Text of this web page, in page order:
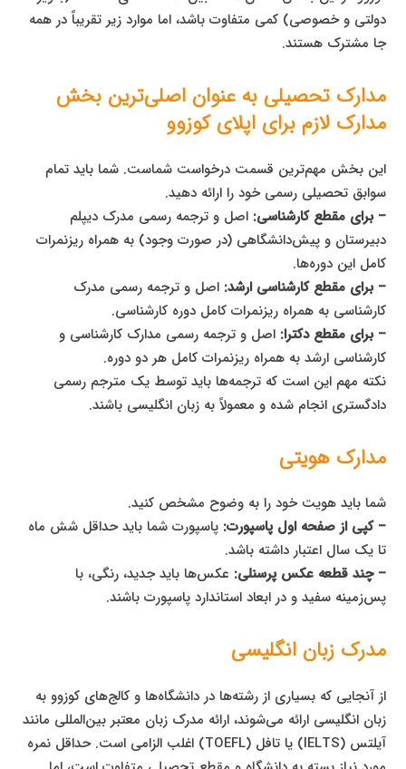
دولتی و خصوصی) کمی متفاوت باشد، اما موارد زیر تقریباً در همه
جا مشترک هستند.
مدارک تحصیلی به عنوان اصلی‌ترین بخش
مدارک لازم برای اپلای کوزوو
این بخش مهم‌ترین قسمت درخواست شماست. شما باید تمام
سوابق تحصیلی رسمی خود را ارائه دهید.
– برای مقطع کارشناسی: اصل و ترجمه رسمی مدرک دیپلم
دبیرستان و پیش‌دانشگاهی (در صورت وجود) به همراه ریزنمرات
کامل این دوره‌ها.
– برای مقطع کارشناسی ارشد: اصل و ترجمه رسمی مدرک
کارشناسی به همراه ریزنمرات کامل دوره کارشناسی.
– برای مقطع دکترا: اصل و ترجمه رسمی مدارک کارشناسی و
کارشناسی ارشد به همراه ریزنمرات کامل هر دو دوره.
نکته مهم این است که ترجمه‌ها باید توسط یک مترجم رسمی
دادگستری انجام شده و معمولاً به زبان انگلیسی باشند.
مدارک هویتی
شما باید هویت خود را به وضوح مشخص کنید.
– کپی از صفحه اول پاسپورت: پاسپورت شما باید حداقل شش ماه
تا یک سال اعتبار داشته باشد.
– چند قطعه عکس پرسنلی: عکس‌ها باید جدید، رنگی، با
پس‌زمینه سفید و در ابعاد استاندارد پاسپورت باشند.
مدرک زبان انگلیسی
از آنجایی که بسیاری از رشته‌ها در دانشگاه‌ها و کالج‌های کوزوو به
زبان انگلیسی ارائه می‌شوند، ارائه مدرک زبان معتبر بین‌المللی مانند
آیلتس (IELTS) یا تافل (TOEFL) اغلب الزامی است. حداقل نمره